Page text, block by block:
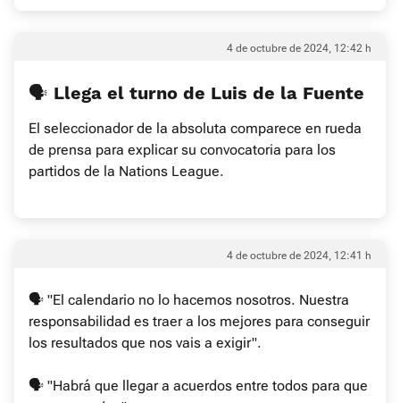
4 de octubre de 2024, 12:42 h
🗣 Llega el turno de Luis de la Fuente
El seleccionador de la absoluta comparece en rueda
de prensa para explicar su convocatoria para los
partidos de la Nations League.
4 de octubre de 2024, 12:41 h
🗣 "El calendario no lo hacemos nosotros. Nuestra
responsabilidad es traer a los mejores para conseguir
los resultados que nos vais a exigir".
🗣 "Habrá que llegar a acuerdos entre todos para que